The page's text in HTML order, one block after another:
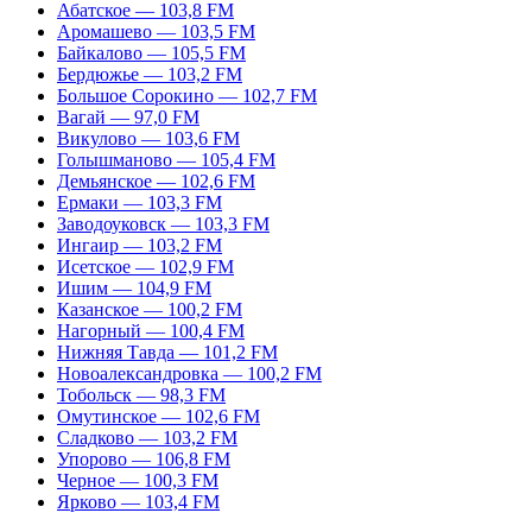
Абатское — 103,8 FM
Аромашево — 103,5 FM
Байкалово — 105,5 FM
Бердюжье — 103,2 FM
Большое Сорокино — 102,7 FM
Вагай — 97,0 FM
Викулово — 103,6 FM
Голышманово — 105,4 FM
Демьянское — 102,6 FM
Ермаки — 103,3 FM
Заводоуковск — 103,3 FM
Ингаир — 103,2 FM
Исетское — 102,9 FM
Ишим — 104,9 FM
Казанское — 100,2 FM
Нагорный — 100,4 FM
Нижняя Тавда — 101,2 FM
Новоалександровка — 100,2 FM
Тобольск — 98,3 FM
Омутинское — 102,6 FM
Сладково — 103,2 FM
Упорово — 106,8 FM
Черное — 100,3 FM
Ярково — 103,4 FM